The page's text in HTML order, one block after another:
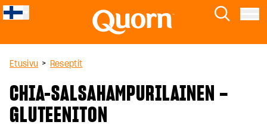
Skip to main contentQuorn Etsi
Menu
Etusivu > Reseptit
CHIA-SALSAHAMPURILAINEN –
GLUTEENITON